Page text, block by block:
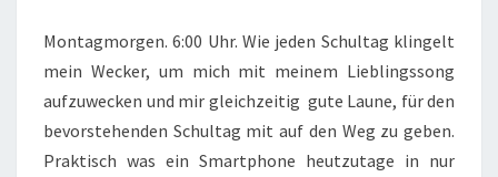
H
N
E
R
E
Montagmorgen. 6:00 Uhr. Wie jeden Schultag klingelt
mein Wecker, um mich mit meinem Lieblingssong
aufzuwecken und mir gleichzeitig gute Laune, für den
bevorstehenden Schultag mit auf den Weg zu geben.
Praktisch was ein Smartphone heutzutage in nur